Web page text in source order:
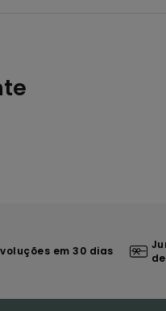
em 30 dias